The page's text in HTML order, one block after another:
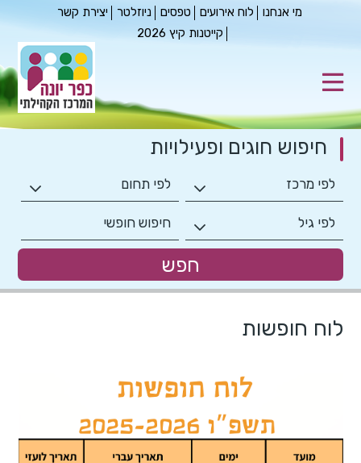
מי אנחנו לוח אירועים טפסים ניוזלטר
יצירת קשר
קייטנות קיץ 2026
חיפוש חוגים ופעילויות
לוח חופשות